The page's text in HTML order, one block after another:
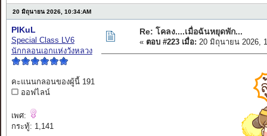
20 มิถุนายน 2026, 10:34:AM
PIKuL
Special Class LV6
นักกลอนเอกแห่งวังหลวง
คะแนนกลอนของผู้นี้ 191
ออฟไลน์
เพศ:
กระทู้: 1,141
Re: โคลง....เมื่อฉันหยุดพัก...
« ตอบ #223 เมื่อ: 20 มิถุนายน 2026,